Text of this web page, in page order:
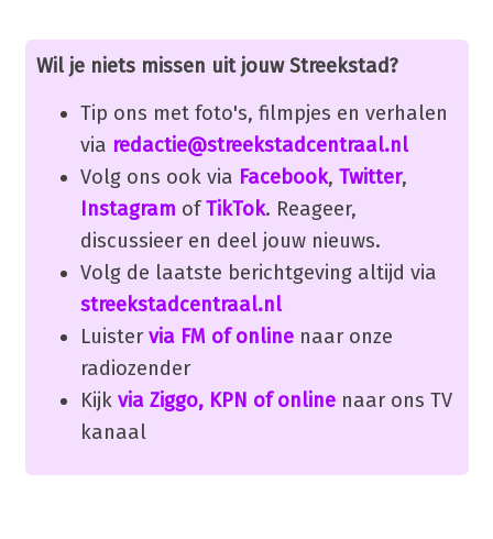
Wil je niets missen uit jouw Streekstad?
Tip ons met foto's, filmpjes en verhalen
via redactie@streekstadcentraal.nl
Volg ons ook via Facebook, Twitter,
Instagram ofTikTok. Reageer,
discussieer en deel jouw nieuws.
Volg de laatste berichtgeving altijd via
streekstadcentraal.nl
Luister via FM of onlinenaar onze
radiozender
Kijk via Ziggo, KPN of onlinenaar ons TV
kanaal